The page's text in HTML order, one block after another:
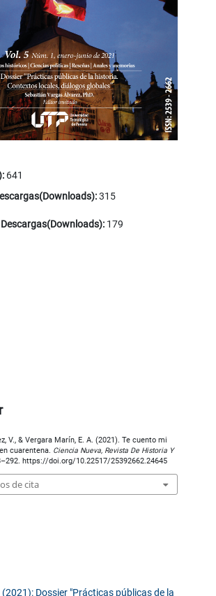
641
315
Descargas(Downloads):179
V., & Vergara Marín, E. A. (2021). Te cuento mi
cuarentena. Ciencia Nueva, Revista De Historia Y
https://doi.org/10.22517/25392662.24645
de cita
Dossier "Prácticas públicas de la